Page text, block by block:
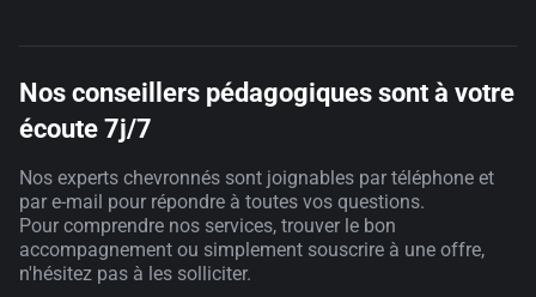
Nos conseillers pédagogiques sont à votre
écoute 7j/7
Nos experts chevronnés sont joignables par téléphone et
par e-mail pour répondre à toutes vos questions.
Pour comprendre nos services, trouver le bon
accompagnement ou simplement souscrire à une offre,
n'hésitez pas à les solliciter.